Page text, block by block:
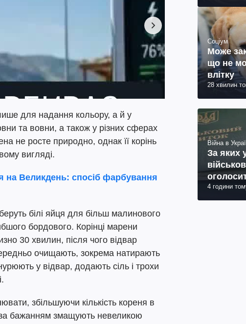
для надання кольору, а й у
та вовни, а також у різних сферах
не росте природно, однак її корінь
вигляді.
на Великдень: спосіб фарбування
білі яйця для більш малинового
бордового. Корінці марени
30 хвилин, після чого відвар
очищають, зокрема натирають
у відвар, додають сіль і трохи
збільшуючи кількість кореня в
бажанням змащують невеликою
Соціум
Може
що не
влітку
28 хвилин
Війна в
За яких
юриста
4 години